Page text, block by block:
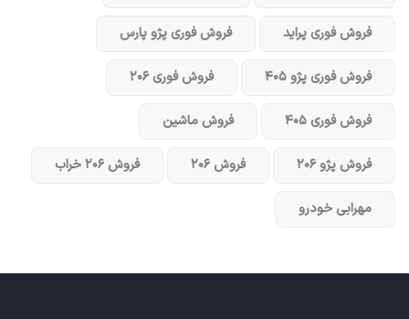
فروش فوری پراید فروش فوری پژو پارس
فروش فوری پژو ۴۰۵ فروش فوری ۲۰۶
فروش فوری ۴۰۵ فروش ماشین
فروش پژو ۲۰۶ فروش ۲۰۶ فروش ۲۰۶ خراب
مهرابی خودرو